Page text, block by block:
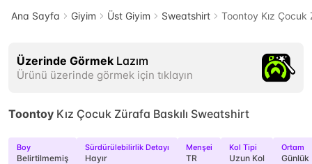
Ana Sayfa Giyim Üst Giyim Sweatshirt Toontoy Kız Çocuk
Üzerinde Görmek Lazım
Ürünü üzerinde görmek için tıklayın
Toontoy Kız Çocuk Zürafa Baskılı Sweatshirt
Boy
Belirtilmemiş
Sürdürülebilirlik Detayı
Hayır
Menşei
TR
Kol Tipi
Uzun Kol
Ortam
Günlük